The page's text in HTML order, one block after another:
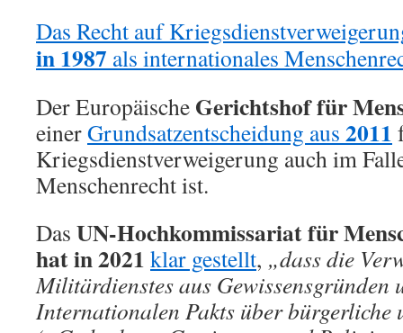
Das Recht auf
in 1987 als internationales
Der Europäische Gerichtshof für
einerGrundsatzentscheidung aus 2011
Kriegsdienstverweigerung auch im
Menschenrecht ist.
Das UN-Hochkommissariat für
hat in 2021 klar gestellt, „dass die
Militärdienstes aus Gewissensgründen
Internationalen Pakts über bürgerliche